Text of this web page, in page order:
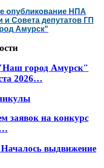
опубликование НПА
и Совета депутатов ГП
Амурск"
город Амурск"
2026…
заявок на конкурс
выдвижение